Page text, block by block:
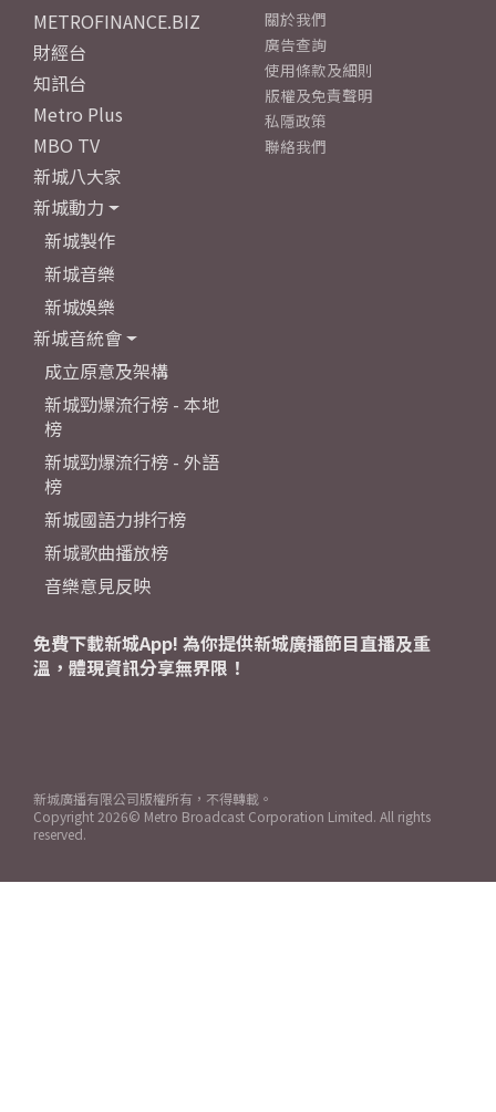
METROFINANCE.BIZ
財經台
知訊台
Metro Plus
MBO TV
新城八大家
新城動力
新城製作
新城音樂
新城娛樂
新城音統會
成立原意及架構
新城勁爆流行榜 - 本地
榜
新城勁爆流行榜 - 外語
榜
新城國語力排行榜
新城歌曲播放榜
音樂意見反映
關於我們
廣告查詢
使用條款及細則
版權及免責聲明
私隱政策
聯絡我們
免費下載新城App! 為你提供新城廣播節目直播及重
溫，體現資訊分享無界限！
新城廣播有限公司版權所有，不得轉載。
Copyright 2026© Metro Broadcast Corporation Limited. All rights
reserved.